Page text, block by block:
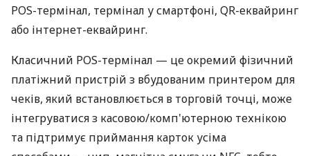
POS-термінал, термінал у смартфоні, QR-еквайринг
або інтернет-еквайринг.
Класичний POS-термінал — це окремий фізичний
платіжний пристрій з вбудованим принтером для
чеків, який встановлюється в торговій точці, може
інтегруватися з касовою/комп'ютерною технікою
та підтримує приймання карток усіма